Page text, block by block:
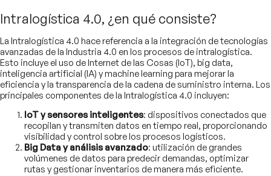
Intralogística 4.0, ¿en qué consiste?
La Intralogística 4.0 hace referencia a la integración de tecnologías
avanzadas de la Industria 4.0 en los procesos de intralogística.
Esto incluye el uso de Internet de las Cosas (IoT), big data,
inteligencia artificial (IA) y machine learning para mejorar la
eficiencia y la transparencia de la cadena de suministro interna. Los
principales componentes de la Intralogística 4.0 incluyen:
IoT y sensores inteligentes: dispositivos conectados que
recopilan y transmiten datos en tiempo real, proporcionando
visibilidad y control sobre los procesos logísticos.
Big Data y análisis avanzado: utilización de grandes
volúmenes de datos para predecir demandas, optimizar
rutas y gestionar inventarios de manera más eficiente.